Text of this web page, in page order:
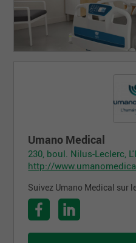
Umano Medical
230, boul. Nilus-Leclerc,
http://
Suivez Umano Medical sur